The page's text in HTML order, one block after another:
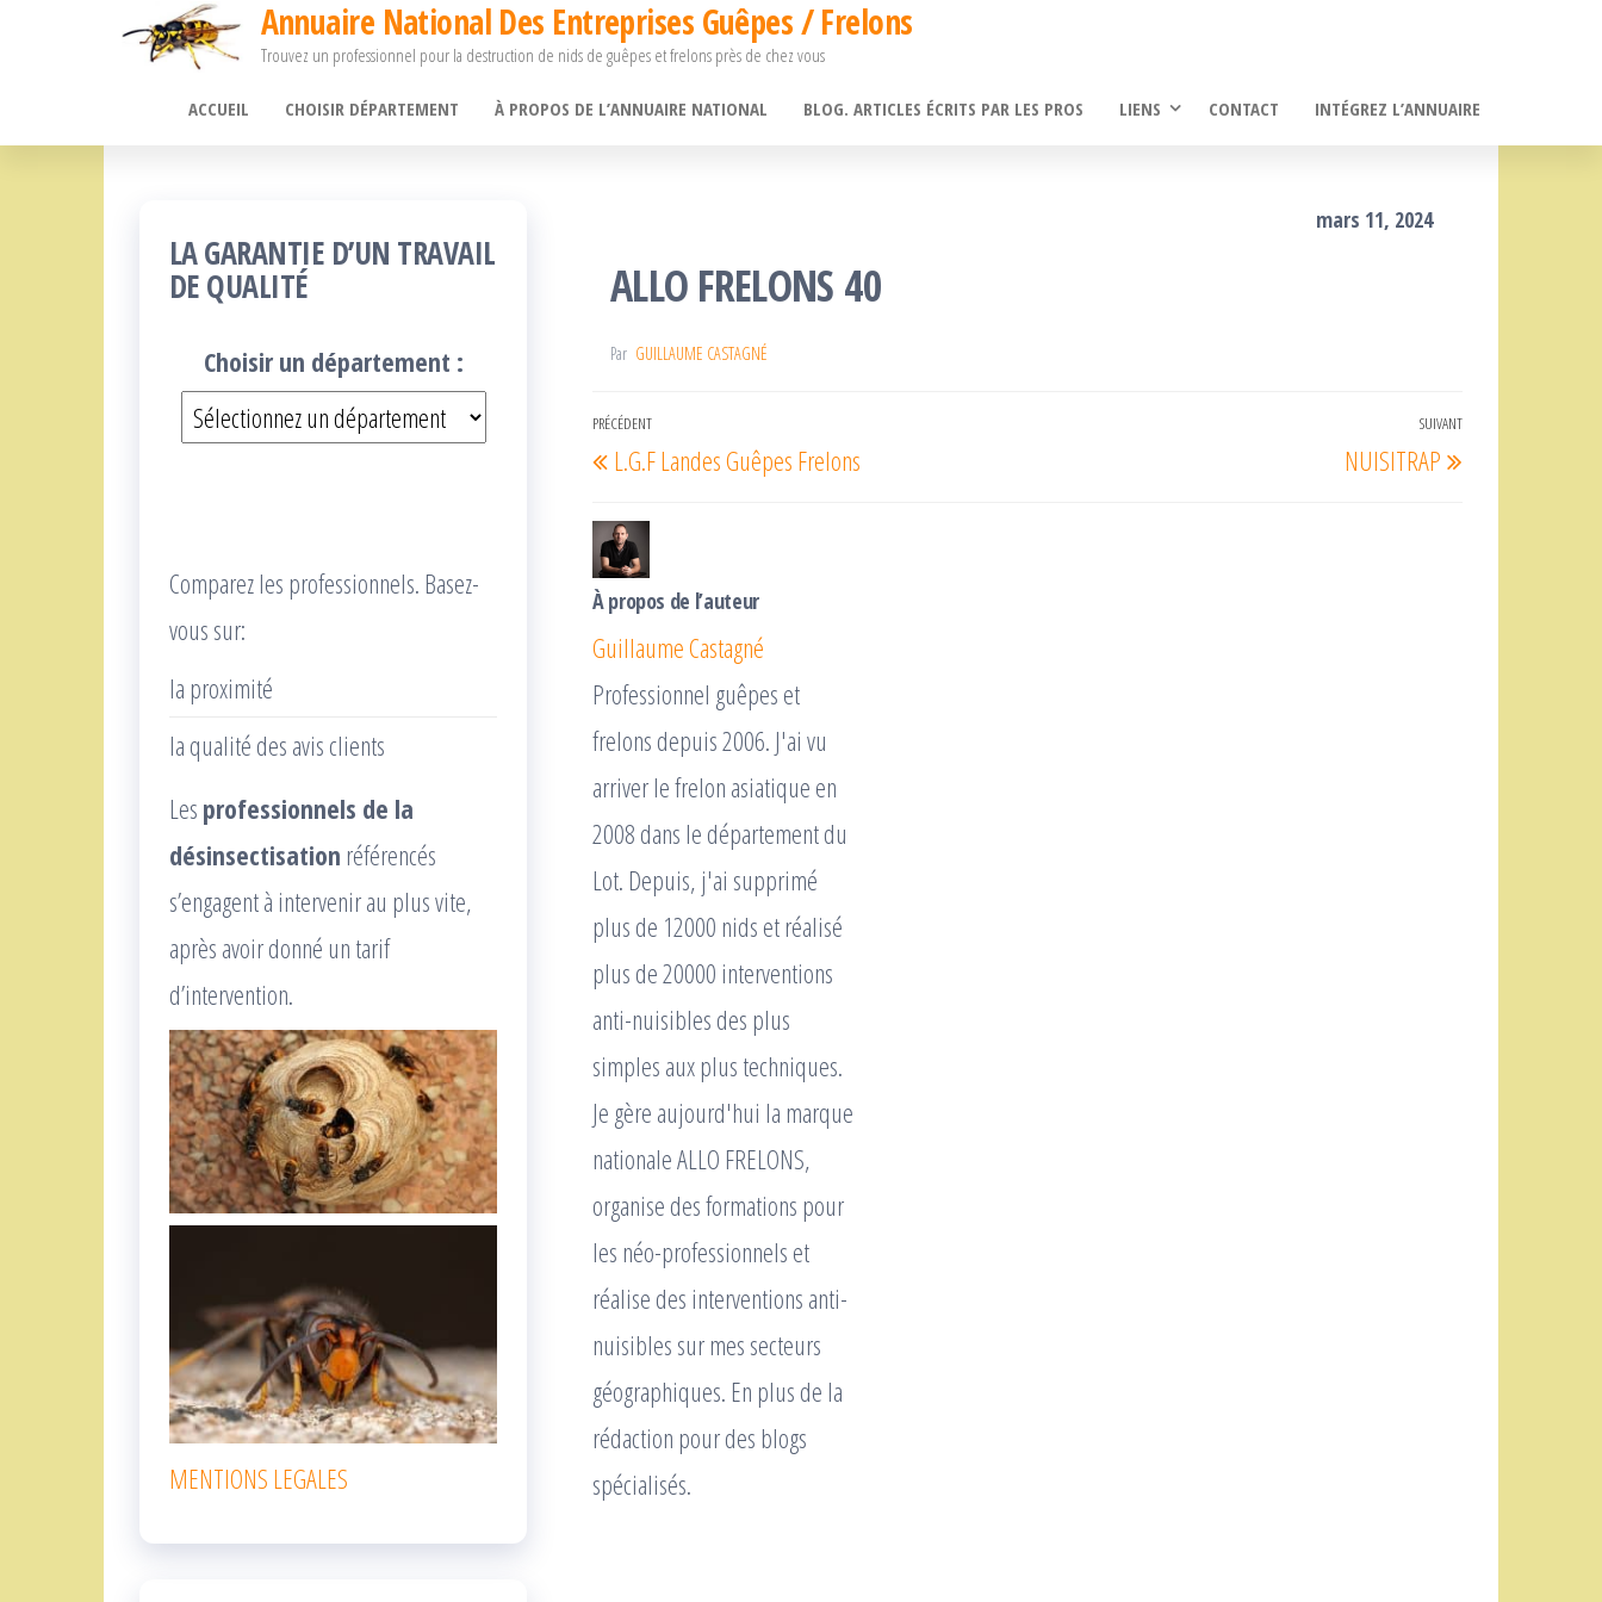
Annuaire National Des Entreprises Guêpes / Frelons
Trouvez un professionnel pour la destruction de nids de guêpes et frelons près de chez vous
ACCUEIL CHOISIR DÉPARTEMENT À PROPOS DE L’ANNUAIRE NATIONAL BLOG. ARTICLES ÉCRITS PAR LES PROS LIENS CONTACT INTÉGREZ L’ANNUAIRE
mars 11, 2024
ALLO FRELONS 40
Par GUILLAUME CASTAGNÉ
Navigation
de
Article
précédent
PRÉCÉDENT
L.G.F Landes Guêpes Frelons
Article
SUIVANT
NUISITRAP
À propos de l’auteur
Guillaume Castagné
Professionnel guêpes et
frelons depuis 2006. J'ai vu
arriver le frelon asiatique en
2008 dans le département du
Lot. Depuis, j'ai supprimé
plus de 12000 nids et réalisé
plus de 20000 interventions
anti-nuisibles des plus
simples aux plus techniques.
Je gère aujourd'hui la marque
nationale ALLO FRELONS,
organise des formations pour
les néo-professionnels et
réalise des interventions anti-
nuisibles sur mes secteurs
géographiques. En plus de la
rédaction pour des blogs
spécialisés.
LA GARANTIE D’UN TRAVAIL
DE QUALITÉ
Choisir un département :
Comparez les professionnels. Basez-
vous sur:
la proximité
la qualité des avis clients
Les professionnels de la
désinsectisation référencés
s’engagent à intervenir au plus vite,
après avoir donné un tarif
d’intervention.
MENTIONS LEGALES